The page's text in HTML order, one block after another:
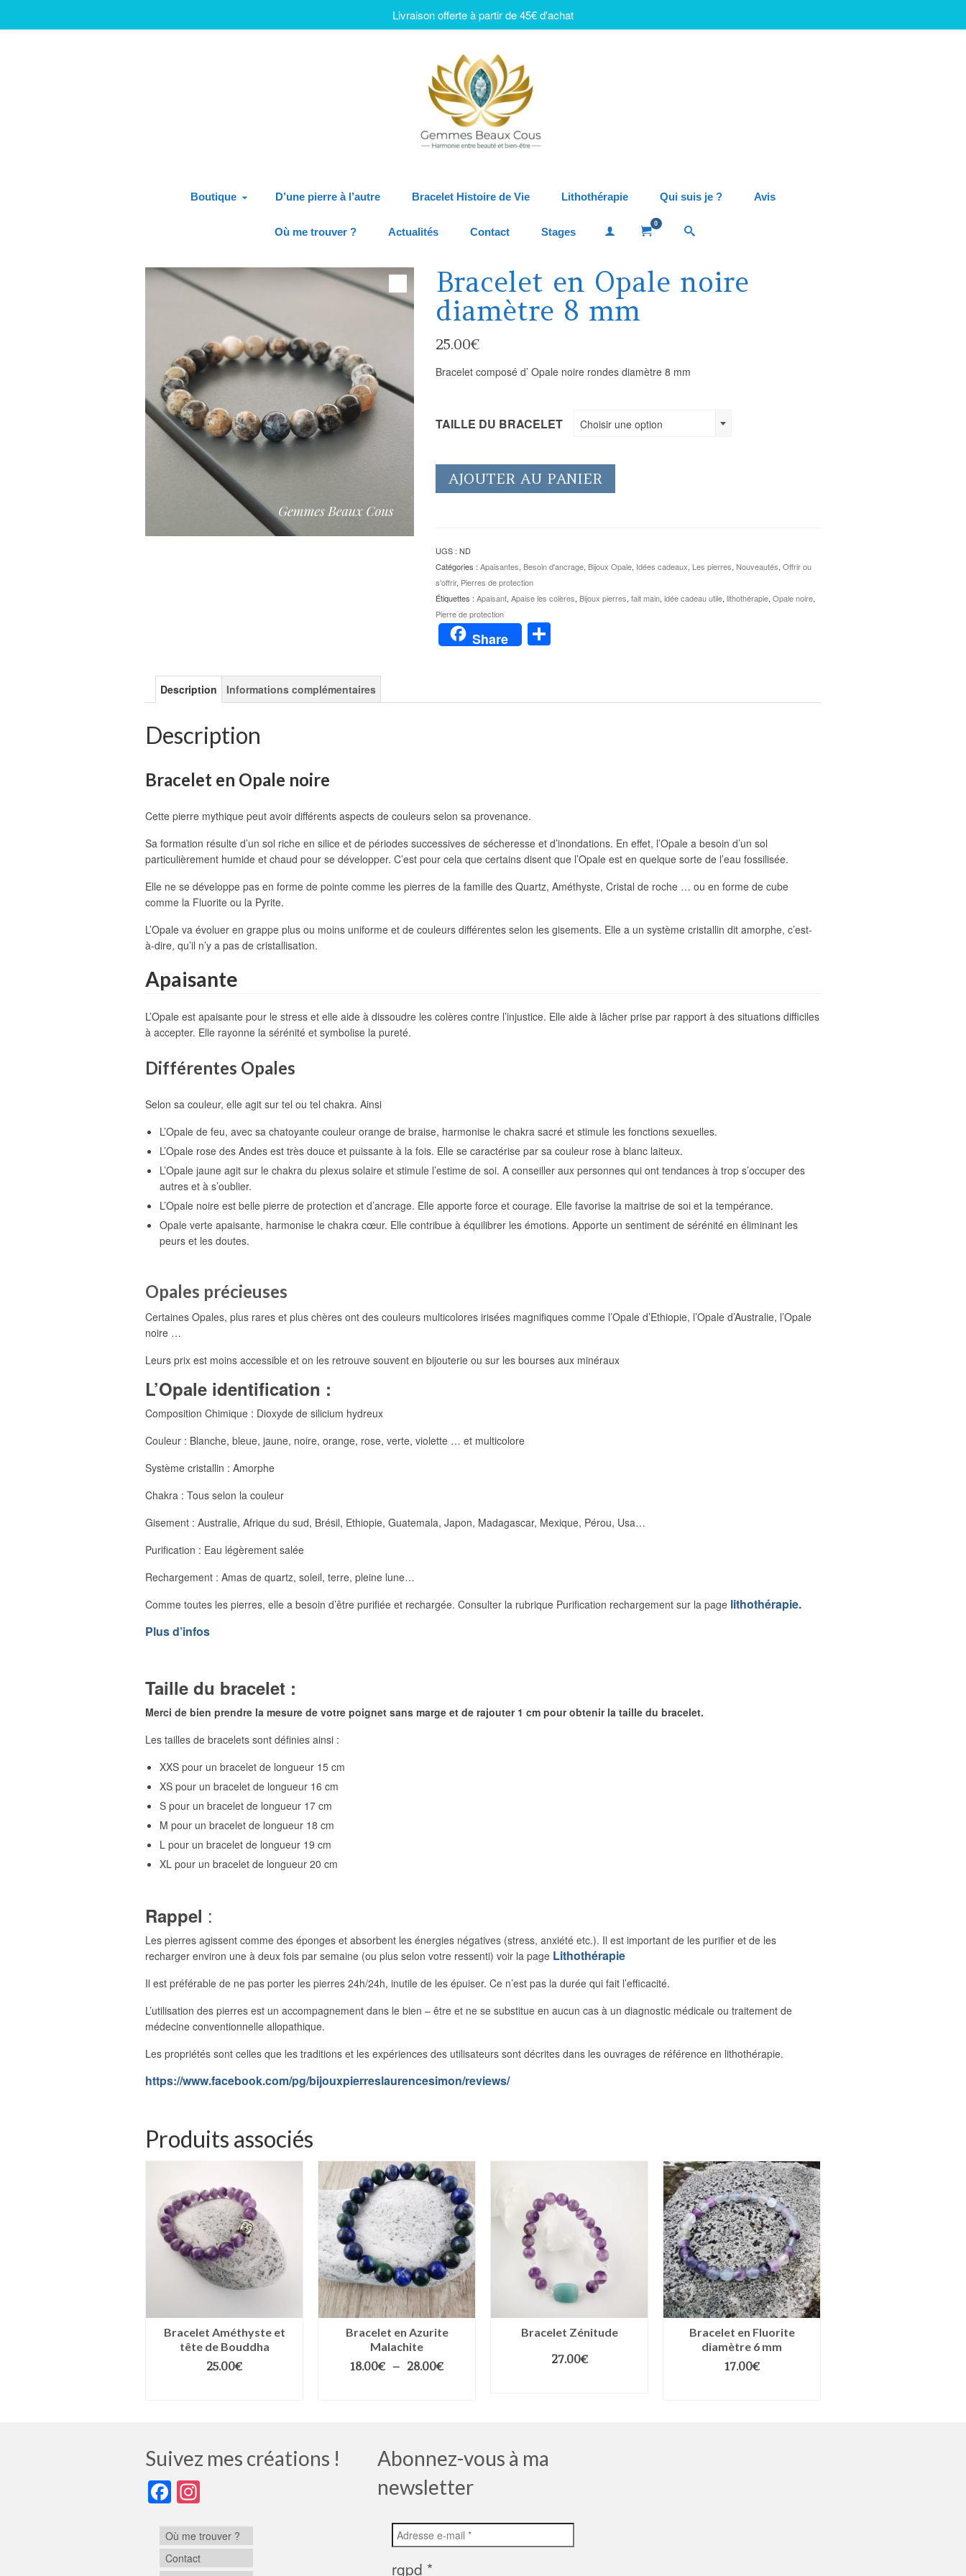
Boutique D’une pierre à l’autre Bracelet Histoire de Vie Lithothérapie Qui suis je ? Avis
Où me trouver ? Actualités Contact Stages
0
Bracelet en Opale noire
diamètre 8 mm
25.00€
Bracelet composé d’ Opale noire rondes diamètre 8 mm
TAILLE DU BRACELET Choisir une option
AJOUTER AU PANIER
UGS :ND
Catégories :Apaisantes, Besoin d'ancrage, Bijoux Opale, Idées cadeaux, Les pierres, Nouveautés,Offrir ou
s'offrir, Pierres de protection
Étiquettes :Apaisant,Apaise les colères, Bijoux pierres,fait main,idée cadeau utile,lithothérapie,Opale noire,
Pierre de protection
Share
Description Informations complémentaires
Description
Bracelet en Opale noire
Cette pierre mythique peut avoir différents aspects de couleurs selon sa provenance.
Sa formation résulte d’un sol riche en silice et de périodes successives de sécheresse et d’inondations. En effet, l’Opale a besoin d’un sol
particulièrement humide et chaud pour se développer. C’est pour cela que certains disent que l’Opale est en quelque sorte de l’eau fossilisée.
Elle ne se développe pas en forme de pointe comme les pierres de la famille des Quartz, Améthyste, Cristal de roche … ou en forme de cube
comme la Fluorite ou la Pyrite.
L’Opale va évoluer en grappe plus ou moins uniforme et de couleurs différentes selon les gisements. Elle a un système cristallin dit amorphe, c’est-
à-dire, qu’il n’y a pas de cristallisation.
Apaisante
L’Opale est apaisante pour le stress et elle aide à dissoudre les colères contre l’injustice. Elle aide à lâcher prise par rapport à des situations difficiles
à accepter. Elle rayonne la sérénité et symbolise la pureté.
Différentes Opales
Selon sa couleur, elle agit sur tel ou tel chakra. Ainsi
L’Opale de feu, avec sa chatoyante couleur orange de braise, harmonise le chakra sacré et stimule les fonctions sexuelles.
L’Opale rose des Andes est très douce et puissante à la fois. Elle se caractérise par sa couleur rose à blanc laiteux.
L’Opale jaune agit sur le chakra du plexus solaire et stimule l’estime de soi. A conseiller aux personnes qui ont tendances à trop s’occuper des
autres et à s’oublier.
L’Opale noire est belle pierre de protection et d’ancrage. Elle apporte force et courage. Elle favorise la maitrise de soi et la tempérance.
Opale verte apaisante, harmonise le chakra cœur. Elle contribue à équilibrer les émotions. Apporte un sentiment de sérénité en éliminant les
peurs et les doutes.
Opales précieuses
Certaines Opales, plus rares et plus chères ont des couleurs multicolores irisées magnifiques comme l’Opale d’Ethiopie, l’Opale d’Australie, l’Opale
noire …
Leurs prix est moins accessible et on les retrouve souvent en bijouterie ou sur les bourses aux minéraux
L’Opale identification :
Composition Chimique : Dioxyde de silicium hydreux
Couleur : Blanche, bleue, jaune, noire, orange, rose, verte, violette … et multicolore
Système cristallin : Amorphe
Chakra : Tous selon la couleur
Gisement : Australie, Afrique du sud, Brésil, Ethiopie, Guatemala, Japon, Madagascar, Mexique, Pérou, Usa…
Purification : Eau légèrement salée
Rechargement : Amas de quartz, soleil, terre, pleine lune…
Comme toutes les pierres, elle a besoin d’être purifiée et rechargée. Consulter la rubrique Purification rechargement sur la page lithothérapie.
Plus d’infos
Taille du bracelet :
Merci de bien prendre la mesure de votre poignet sans marge et de rajouter 1 cm pour obtenir la taille du bracelet.
Les tailles de bracelets sont définies ainsi :
XXS pour un bracelet de longueur 15 cm
XS pour un bracelet de longueur 16 cm
S pour un bracelet de longueur 17 cm
M pour un bracelet de longueur 18 cm
L pour un bracelet de longueur 19 cm
XL pour un bracelet de longueur 20 cm
Rappel :
Les pierres agissent comme des éponges et absorbent les énergies négatives (stress, anxiété etc.). Il est important de les purifier et de les
recharger environ une à deux fois par semaine (ou plus selon votre ressenti) voir la page Lithothérapie
Il est préférable de ne pas porter les pierres 24h/24h, inutile de les épuiser. Ce n’est pas la durée qui fait l’efficacité.
L’utilisation des pierres est un accompagnement dans le bien – être et ne se substitue en aucun cas à un diagnostic médicale ou traitement de
médecine conventionnelle allopathique.
Les propriétés sont celles que les traditions et les expériences des utilisateurs sont décrites dans les ouvrages de référence en lithothérapie.
https://www.facebook.com/pg/bijouxpierreslaurencesimon/reviews/
Produits associés
Bracelet Améthyste et
tête de Bouddha
25.00€
Bracelet en Azurite
Malachite
18.00€ – 28.00€
Bracelet Zénitude
27.00€
Bracelet en Fluorite
diamètre 6 mm
17.00€
Suivez mes créations !
Facebook
Où me trouver ?
Contact
Abonnez-vous à ma
newsletter
rgpd *
Livraison offerte à partir de 45€ d'achat